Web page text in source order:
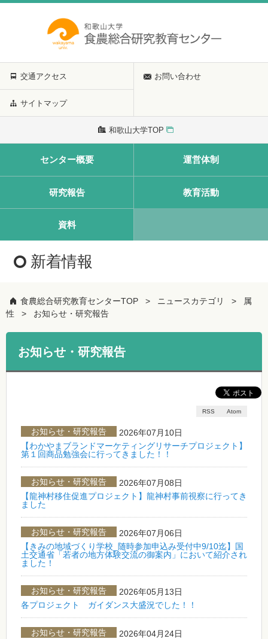
交通アクセス お問い合わせ
サイトマップ
和歌山大学TOP
センター概要 運営体制
研究報告 教育活動
資料
新着情報
食農総合研究教育センターTOP ニュースカテゴリ
属
性
お知らせ・研究報告
お知らせ・研究報告
RSS Atom
お知らせ・研究報告
2026年07月10日
【わかやまブランドマーケティングリサーチプロジェクト】
第１回商品勉強会に行ってきました！！
お知らせ・研究報告
2026年07月08日
【龍神村移住促進プロジェクト】龍神村事前視察に行ってき
ました
お知らせ・研究報告
2026年07月06日
【きみの地域づくり学校_随時参加申込み受付中9/10迄】国
土交通省「若者の地方体験交流の御案内」において紹介され
ました！
お知らせ・研究報告
2026年05月13日
各プロジェクト ガイダンス大盛況でした！！
お知らせ・研究報告
2026年04月24日